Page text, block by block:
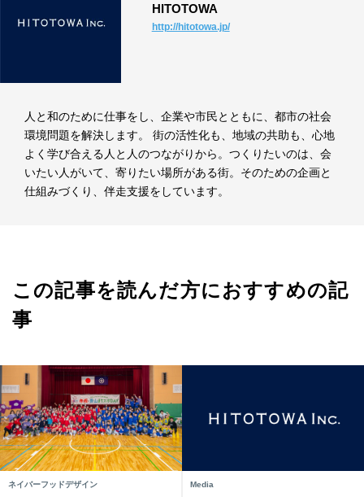
HITOTOWA
http://hitotowa.jp/
人と和のために仕事をし、企業や市民とともに、都市の社会
環境問題を解決します。 街の活性化も、地域の共助も、心地
よく学び合える人と人のつながりから。つくりたいのは、会
いたい人がいて、寄りたい場所がある街。そのための企画と
仕組みづくり、伴走支援をしています。
この記事を読んだ方におすすめの記
事
ネイバーフッドデザイン Media